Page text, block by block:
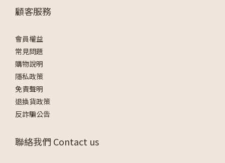
顧客服務
會員權益
常見問題
購物說明
隱私政策
免責聲明
退換貨政策
反詐騙公告
聯絡我們 Contact us